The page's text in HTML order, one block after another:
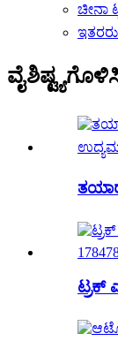
ಚೀನಾ
ಇತರರು
ಟ್ರಕ್